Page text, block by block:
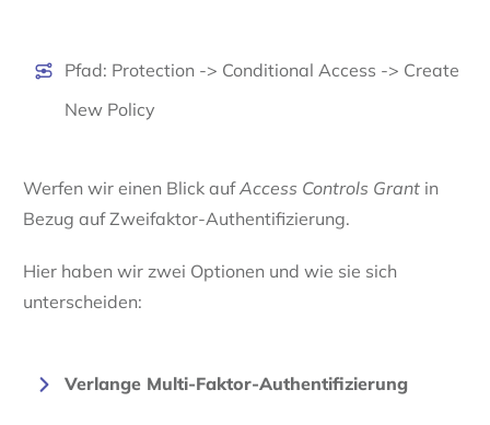
Pfad: Protection -> Conditional Access -> Create
New Policy
Werfen wir einen Blick aufAccess Controls Grant in
Bezug auf Zweifaktor-Authentifizierung.
Hier haben wir zwei Optionen und wie sie sich
unterscheiden:
Verlange Multi-Faktor-Authentifizierung